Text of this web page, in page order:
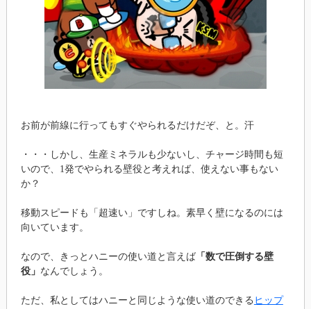
お前が前線に行ってもすぐやられるだけだぞ、と。汗
・・・しかし、生産ミネラルも少ないし、チャージ時間も短
いので、1発でやられる壁役と考えれば、使えない事もない
か？
移動スピードも「超速い」ですしね。素早く壁になるのには
向いています。
なので、きっとハニーの使い道と言えば「数で圧倒する壁
役」 なんでしょう。
ただ、私としてはハニーと同じような使い道のできる ヒップ